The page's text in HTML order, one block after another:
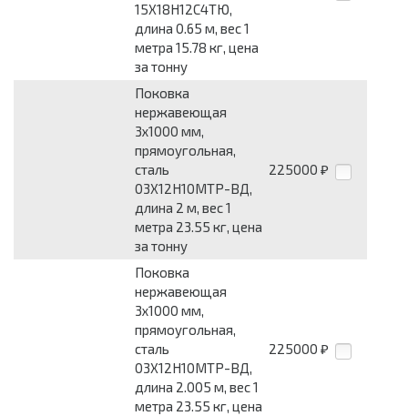
15Х18Н12С4ТЮ,
длина 0.65 м, вес 1
метра 15.78 кг, цена
за тонну
Поковка
нержавеющая
3x1000 мм,
прямоугольная,
сталь
03Х12Н10МТР-ВД,
длина 2 м, вес 1
метра 23.55 кг, цена
за тонну
225000 ₽
Поковка
нержавеющая
3x1000 мм,
прямоугольная,
сталь
03Х12Н10МТР-ВД,
длина 2.005 м, вес 1
метра 23.55 кг, цена
225000 ₽